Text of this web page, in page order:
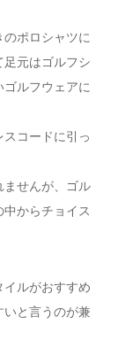
ポロシャツに
元はゴルフシ
ルフウェアに
コードに引っ
ませんが、ゴル
からチョイス
ルがおすすめ
いと言うのが兼